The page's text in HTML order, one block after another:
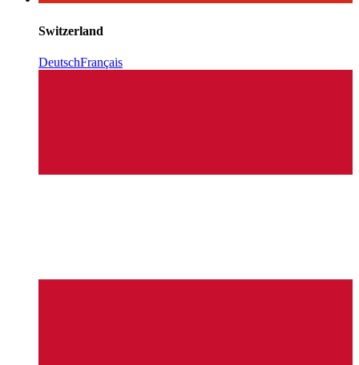
Switzerland
DeutschFrançais